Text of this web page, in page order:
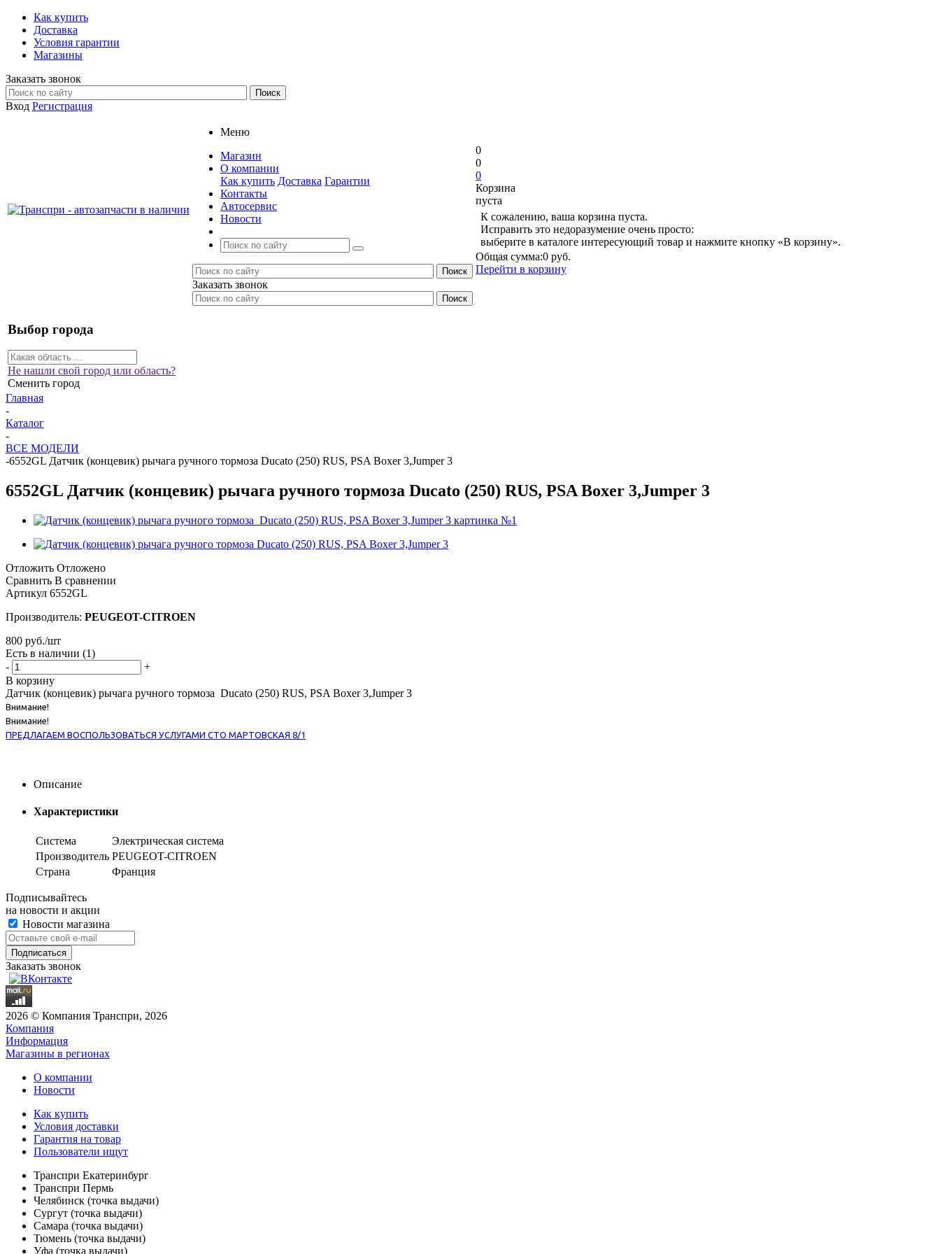
Как купить
Доставка
Условия гарантии
Магазины
Заказать звонок
Вход Регистрация
Меню
Магазин
О компании
Как купить Доставка Гарантии
Контакты
Автосервис
Новости
Заказать звонок
0
0
0
Корзина
пуста
К сожалению, ваша корзина пуста.
Исправить это недоразумение очень просто:
выберите в каталоге интересующий товар и нажмите кнопку «В корзину».
Общая сумма:0 руб.
Перейти в корзину
Выбор города
Не нашли свой город или область?
Сменить город
Главная
-
Каталог
-
ВСЕ МОДЕЛИ
-6552GL Датчик (концевик) рычага ручного тормоза Ducato (250) RUS, PSA Boxer 3,Jumper 3
6552GL Датчик (концевик) рычага ручного тормоза Ducato (250) RUS, PSA Boxer 3,Jumper 3
Отложить Отложено
Сравнить В сравнении
Артикул 6552GL
Производитель: PEUGEOT-CITROEN
800 руб./шт
Есть в наличии (1)
-
+
В корзину
Датчик (концевик) рычага ручного тормоза Ducato (250) RUS, PSA Boxer 3,Jumper 3
Внимание!
Внимание!
ПРЕДЛАГАЕМ ВОСПОЛЬЗОВАТЬСЯ УСЛУГАМИ СТО МАРТОВСКАЯ 8/1
Описание
Характеристики
Система
Электрическая система
Производитель PEUGEOT-CITROEN
Страна
Франция
Подписывайтесь
на новости и акции
Новости магазина
Заказать звонок
2026 © Компания Транспри, 2026
Компания
Информация
Магазины в регионах
О компании
Новости
Как купить
Условия доставки
Гарантия на товар
Пользователи ищут
Транспри Екатеринбург
Транспри Пермь
Челябинск (точка выдачи)
Сургут (точка выдачи)
Самара (точка выдачи)
Тюмень (точка выдачи)
Уфа (точка выдачи)